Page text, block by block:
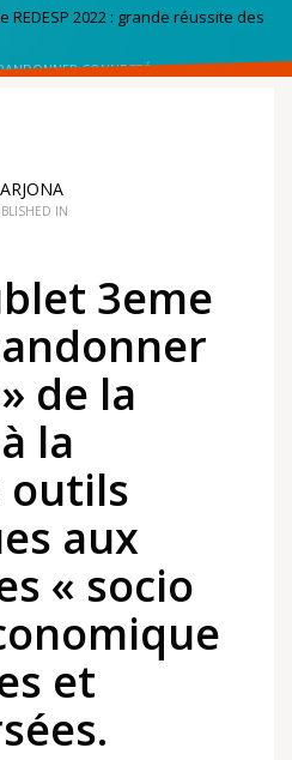
REDESP 2022 : grande réussite des
CONNECTÉ » DE LA BRETAGNE
IN
3eme
de la
la
outils
aux
« socio
et